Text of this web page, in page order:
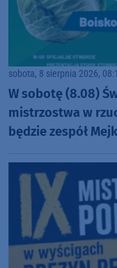
sobota, 8 sierpnia 2026,
W sobotę (8.08)
mistrzostwa w
będzie zespół Mejk